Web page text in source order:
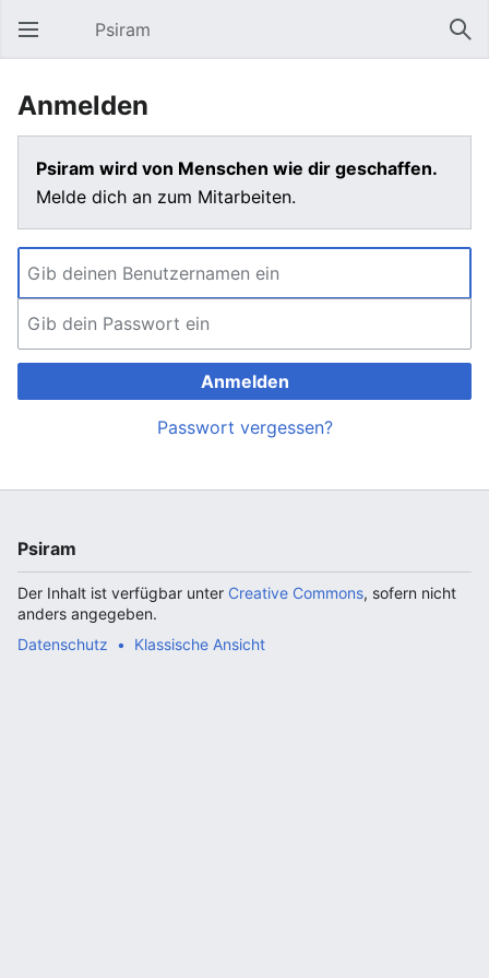
Hauptmenü öffnen Psiram
Anmelden
Psiram wird von Menschen wie dir geschaffen.
Melde dich an zum Mitarbeiten.
Anmelden
Passwort vergessen?
Psiram
Der Inhalt ist verfügbar unter Creative Commons, sofern nicht
anders angegeben.
Datenschutz
Klassische Ansicht